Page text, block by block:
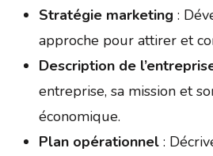
Stratégie marketing :
approche pour attirer et
Description de
entreprise, sa mission et
économique.
Plan opérationnel: